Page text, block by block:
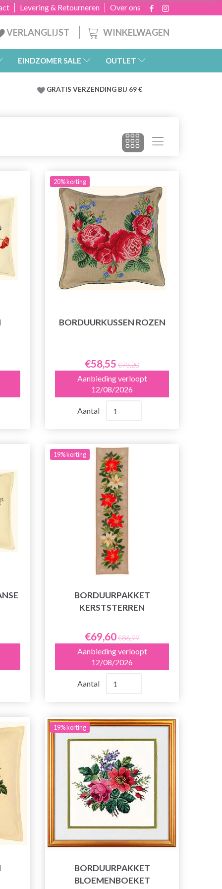
Over ons
Levering & Retourneren
WINKELWAGEN
VERLANGLIJST
EINDZOMER SALE OUTLET
GRATIS VERZENDING BIJ 69 €
20% korting
BORDUURKUSSEN ROZEN
€58,55 €73,20
Aanbieding verloopt
12/08/2026
Aantal
19% korting
BORDUURPAKKET
KERSTSTERREN
€69,60€86,99
Aanbieding verloopt
12/08/2026
Aantal
19% korting
BORDUURPAKKET
BLOEMENBOEKET